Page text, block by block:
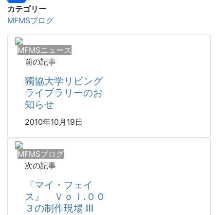
Link
共
カテゴリー
MFMSブログ
MFMSニュース
前の記事
獨協大学リビング
ライブラリーのお
知らせ
2010年10月19日
MFMSブログ
次の記事
『マイ・フェイ
ス』 Ｖｏｌ.００
３の制作現場 Ⅲ